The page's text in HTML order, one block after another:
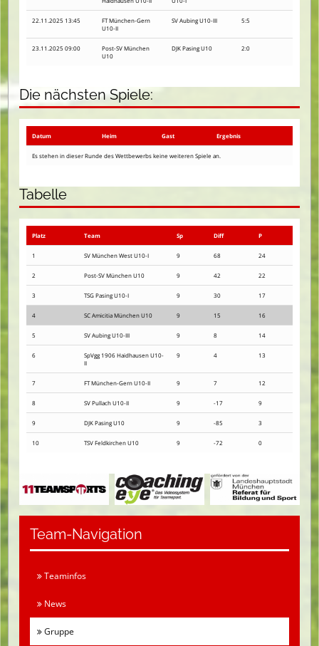
22.11.2025 13:45
FT München-Gern
U10-II
SV Aubing U10-III 5:5
23.11.2025 09:00
Post-SV München
U10
DJK Pasing U10 2:0
Die nächsten Spiele:
Datum Heim Gast Ergebnis
Es stehen in dieser Runde des Wettbewerbs keine weiteren Spiele an.
Tabelle
Platz Team Sp Diff P
1 SV München West U10-I 9 68 24
2 Post-SV München U10 9 42 22
3 TSG Pasing U10-I 9 30 17
4 SC Amicitia München U10 9 15 16
5 SV Aubing U10-III 9 8 14
6
SpVgg 1906 Haidhausen U10-
II
9 4 13
7 FT München-Gern U10-II 9 7 12
8 SV Pullach U10-II 9 -17 9
9 DJK Pasing U10 9 -85 3
10 TSV Feldkirchen U10 9 -72 0
Team-Navigation
Teaminfos
News
Gruppe